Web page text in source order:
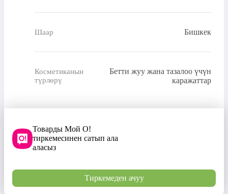
Шаар Бишкек
Косметиканын
түрлөрү
Бетти жуу жана тазалоо үчүн
каражаттар
Товарды Мой О!
тиркемесинен сатып ала
аласыз
Тиркемеден ачуу